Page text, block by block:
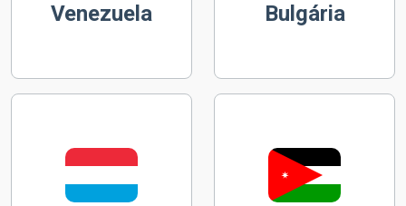
Venezuela Bulgária